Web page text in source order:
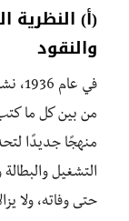
(أ) النظرية
والنقود
في عام ،
من بين كل ما
منهجًا جديدًا
التشغيل والبطالة
حتى وفاته، ولا